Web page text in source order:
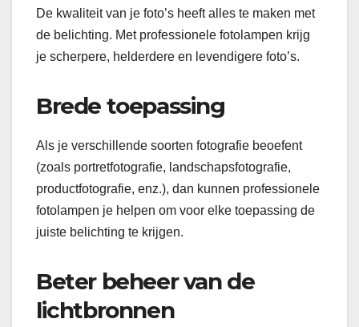
De kwaliteit van je foto’s heeft alles te maken met
de belichting. Met professionele fotolampen krijg
je scherpere, helderdere en levendigere foto’s.
Brede toepassing
Als je verschillende soorten fotografie beoefent
(zoals portretfotografie, landschapsfotografie,
productfotografie, enz.), dan kunnen professionele
fotolampen je helpen om voor elke toepassing de
juiste belichting te krijgen.
Beter beheer van de
lichtbronnen